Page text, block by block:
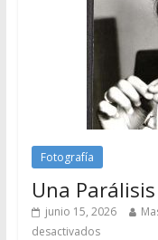
Fotografía
Una
junio 15, 2026
desactivados